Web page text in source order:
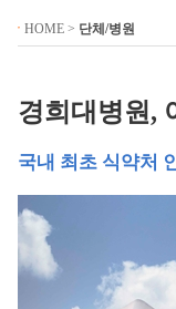
HOME> 단체/병원
경희대병원,
국내 최초 식약처